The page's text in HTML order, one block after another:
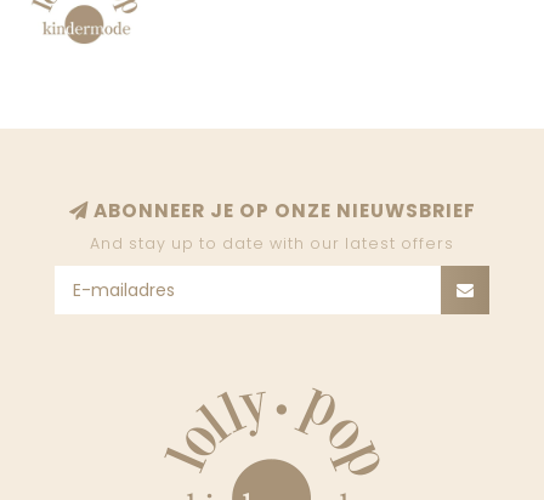
ABONNEER JE OP ONZE NIEUWSBRIEF
And stay up to date with our latest offers